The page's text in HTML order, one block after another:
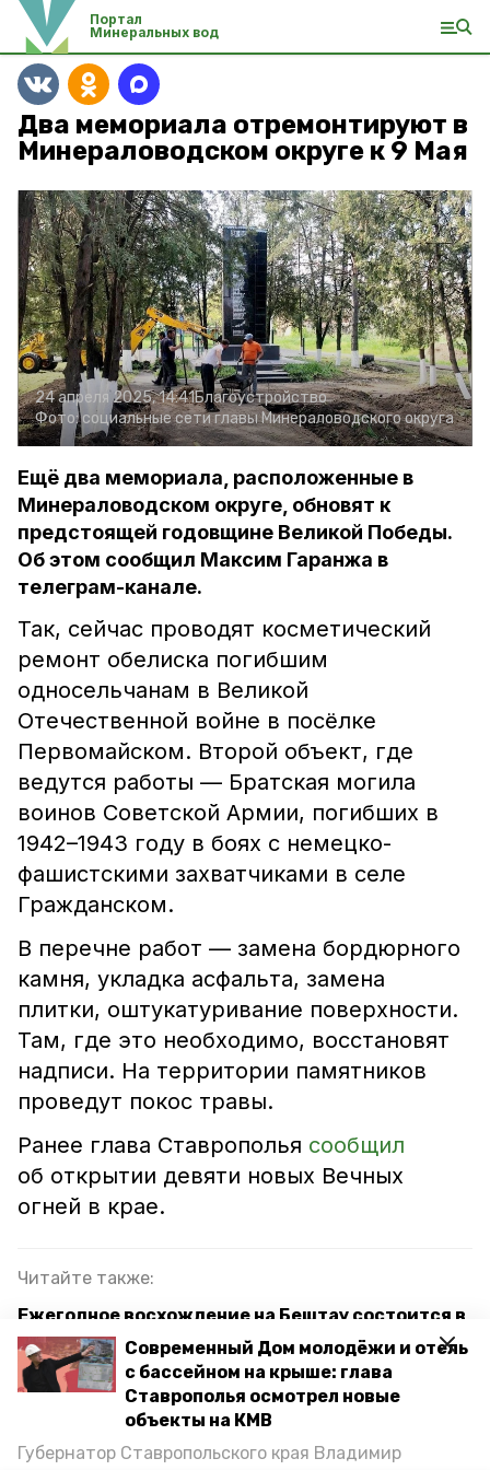
Современный Дом молодёжи и отель
с бассейном на крыше: глава
Ставрополья осмотрел новые
объекты на КМВ
Губернатор Ставропольского края Владимир
Портал
Минеральных вод
Два мемориала отремонтируют в
Минераловодском округе к 9 Мая
24 апреля 2025, 14:41Благоустройство
Фото:социальные сети главы Минераловодского округа
Ещё два мемориала, расположенные в
Минераловодском округе, обновят к
предстоящей годовщине Великой Победы.
Об этом сообщил Максим Гаранжа в
телеграм-канале.
Так, сейчас проводят косметический
ремонт обелиска погибшим
односельчанам в Великой
Отечественной войне в посёлке
Первомайском. Второй объект, где
ведутся работы — Братская могила
воинов Советской Армии, погибших в
1942–1943 году в боях с немецко-
фашистскими захватчиками в селе
Гражданском.
В перечне работ — замена бордюрного
камня, укладка асфальта, замена
плитки, оштукатуривание поверхности.
Там, где это необходимо, восстановят
надписи. На территории памятников
проведут покос травы.
Ранее глава Ставрополья сообщил
об открытии девяти новых Вечных
огней в крае.
Читайте также:
Ежегодное восхождение на Бештау состоится в
Железноводске в честь 9 Мая
Терские казаки из Ставропольского края
готовятся к параду на Красной площади
Губернатор Владимиров напомнил